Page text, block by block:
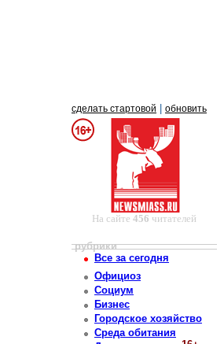
сделать стартовой обновить
На сайте 456 читателей
рубрики
Все за сегодня
Официоз
Социум
Бизнес
Городское хозяйство
Среда обитания